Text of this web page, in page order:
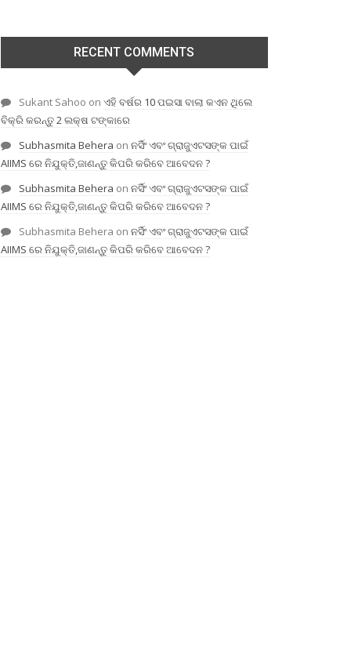
RECENT COMMENTS
Sukant Sahoo on ଏହି ବର୍ଷର 10 ପଇସା ବାଲା କଏନ ଥିଲେ
ବିକ୍ରି କରନ୍ତୁ 2 ଲକ୍ଷ ଟଙ୍କାରେ
Subhasmita Behera on ନର୍ସିଂ ଏବଂ ଗ୍ରାଜୁଏଟସଙ୍କ ପାଇଁ
AIIMS ରେ ନିଯୁକ୍ତି,ଜାଣନ୍ତୁ କିପରି କରିବେ ଆବେଦନ ?
Subhasmita Behera on ନର୍ସିଂ ଏବଂ ଗ୍ରାଜୁଏଟସଙ୍କ ପାଇଁ
AIIMS ରେ ନିଯୁକ୍ତି,ଜାଣନ୍ତୁ କିପରି କରିବେ ଆବେଦନ ?
Subhasmita Behera on ନର୍ସିଂ ଏବଂ ଗ୍ରାଜୁଏଟସଙ୍କ ପାଇଁ
AIIMS ରେ ନିଯୁକ୍ତି,ଜାଣନ୍ତୁ କିପରି କରିବେ ଆବେଦନ ?